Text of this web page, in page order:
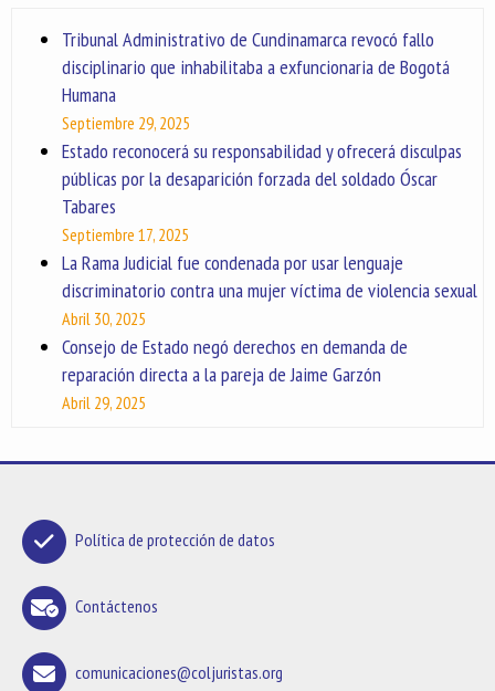
Tribunal Administrativo de Cundinamarca revocó fallo
disciplinario que inhabilitaba a exfuncionaria de Bogotá
Humana
Septiembre 29, 2025
Estado reconocerá su responsabilidad y ofrecerá disculpas
públicas por la desaparición forzada del soldado Óscar
Tabares
Septiembre 17, 2025
La Rama Judicial fue condenada por usar lenguaje
discriminatorio contra una mujer víctima de violencia sexual
Abril 30, 2025
Consejo de Estado negó derechos en demanda de
reparación directa a la pareja de Jaime Garzón
Abril 29, 2025
Política de protección de datos
Contáctenos
comunicaciones@coljuristas.org